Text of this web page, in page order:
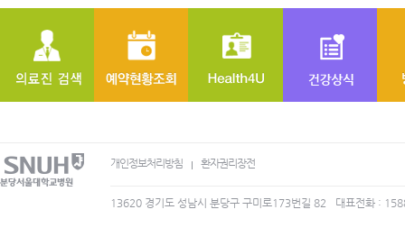
개인정보처리방침 환자권리장전
13620 경기도 성남시 분당구 구미로173번길 82 대표전화 :